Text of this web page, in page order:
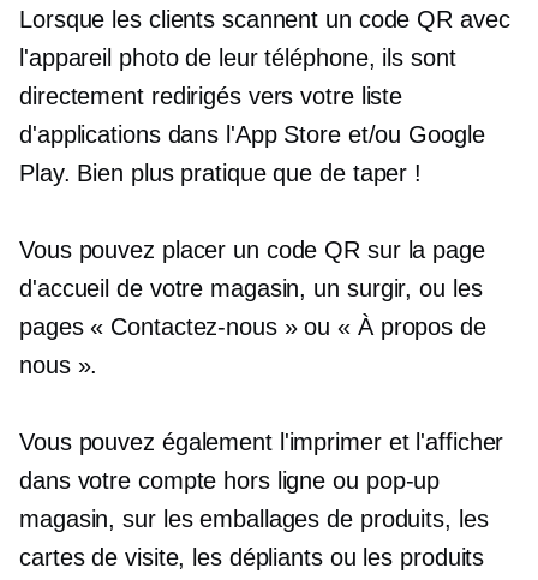
Lorsque les clients scannent un code QR avec
l'appareil photo de leur téléphone, ils sont
directement redirigés vers votre liste
d'applications dans l'App Store et/ou Google
Play. Bien plus pratique que de taper !
Vous pouvez placer un code QR sur la page
d'accueil de votre magasin, un surgir, ou les
pages « Contactez-nous » ou « À propos de
nous ».
Vous pouvez également l'imprimer et l'afficher
dans votre compte hors ligne ou pop-up
magasin, sur les emballages de produits, les
cartes de visite, les dépliants ou les produits